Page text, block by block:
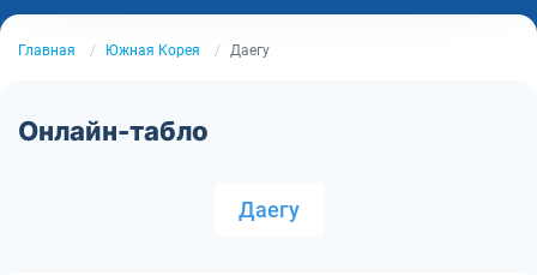
Главная Южная Корея Даегу
Онлайн-табло
Даегу